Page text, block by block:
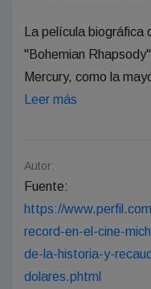
La película
"Bohemian
Mercury, como la
Leer más
Autor:
Fuente:
https://
record-en-el-cine-
de-la-historia-y-
dolares.phtml